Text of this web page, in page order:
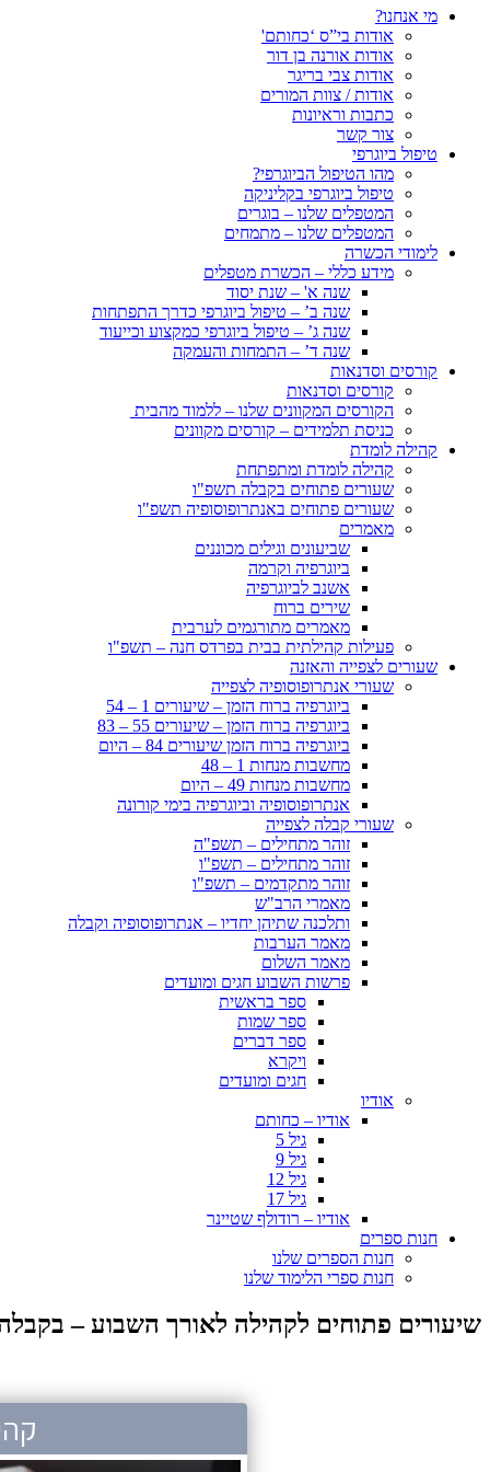
מי אנחנו?
אודות בי”ס ‘כחותם'
אודות אורנה בן דור
אודות צבי בריגר
אודות / צוות המורים
כתבות וראיונות
צור קשר
טיפול ביוגרפי
מהו הטיפול הביוגרפי?
טיפול ביוגרפי בקליניקה
המטפלים שלנו – בוגרים
המטפלים שלנו – מתמחים
לימודי הכשרה
מידע כללי – הכשרת מטפלים
שנה א' – שנת יסוד
שנה ב’ – טיפול ביוגרפי כדרך התפתחות
שנה ג’ – טיפול ביוגרפי כמקצוע וכייעוד
שנה ד’ – התמחות והעמקה
קורסים וסדנאות
קורסים וסדנאות
הקורסים המקוונים שלנו – ללמוד מהבית
כניסת תלמידים – קורסים מקוונים
קהילה לומדת
קהילה לומדת ומתפתחת
שעורים פתוחים בקבלה תשפ"ו
שעורים פתוחים באנתרופוסופיה תשפ"ו
מאמרים
שביעונים וגילים מכוננים
ביוגרפיה וקרמה
אשנב לביוגרפיה
שירים ברוח
מאמרים מתורגמים לערבית
פעילות קהילתית בבית בפרדס חנה – תשפ"ו
שעורים לצפייה והאזנה
שעורי אנתרופוסופיה לצפייה
ביוגרפיה ברוח הזמן – שיעורים 1 – 54
ביוגרפיה ברוח הזמן – שיעורים 55 – 83
ביוגרפיה ברוח הזמן שיעורים 84 – היום
מחשבות מנחות 1 – 48
מחשבות מנחות 49 – היום
אנתרופוסופיה וביוגרפיה בימי קורונה
שעורי קבלה לצפייה
זוהר מתחילים – תשפ"ה
זוהר מתחילים – תשפ"ו
זוהר מתקדמים – תשפ"ו
מאמרי הרב"ש
ותלכנה שתיהן יחדיו – אנתרופוסופיה וקבלה
מאמר הערבות
מאמר השלום
פרשות השבוע חגים ומועדים
ספר בראשית
ספר שמות
ספר דברים
ויקרא
חגים ומועדים
אודיו
אודיו – כחותם
גיל 5
גיל 9
גיל 12
גיל 17
אודיו – רודולף שטיינר
חנות ספרים
חנות הספרים שלנו
חנות ספרי הלימוד שלנו
שיעורים פתוחים לקהילה לאורך השבוע – בקבלה 2025-